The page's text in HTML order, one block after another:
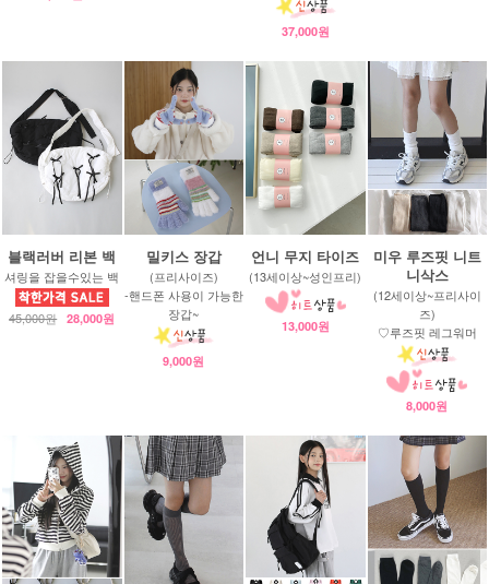
37,000원
블랙러버 리본 백
셔링을 잡을수있는 백
45,000원 28,000원
밀키스 장갑
(프리사이즈)
-핸드폰 사용이 가능한
장갑~
9,000원
언니 무지 타이즈
(13세이상~성인프리)
13,000원
미우 루즈핏 니트
니삭스
(12세이상~프리사이
즈)
♡루즈핏 레그워머
8,000원